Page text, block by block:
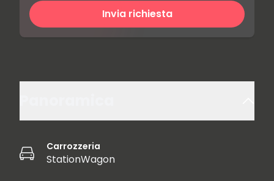
Invia richiesta
Carrozzeria
StationWagon